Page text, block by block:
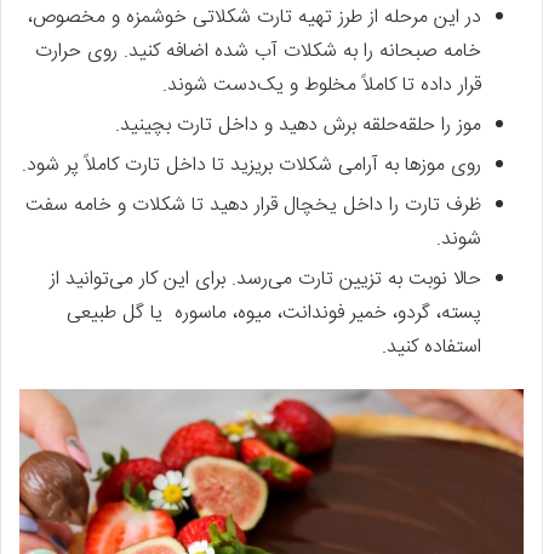
در این مرحله از طرز تهیه تارت شکلاتی خوشمزه و مخصوص،
خامه صبحانه را به شکلات آب شده اضافه کنید. روی حرارت
قرار داده تا کاملاً مخلوط و یک‌دست شوند.
موز را حلقه‌حلقه برش دهید و داخل تارت بچینید.
روی موزها به آرامی شکلات بریزید تا داخل تارت کاملاً پر شود.
ظرف تارت را داخل یخچال قرار دهید تا شکلات و خامه سفت
شوند.
حالا نوبت به تزیین تارت می‌رسد. برای این کار می‌توانید از
پسته، گردو، خمیر فوندانت، میوه، ماسوره یا گل طبیعی
استفاده کنید.